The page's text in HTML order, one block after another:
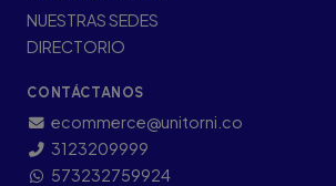
NUESTRAS SEDES
DIRECTORIO
CONTÁCTANOS
ecommerce@unitorni.co
3123209999
573232759924